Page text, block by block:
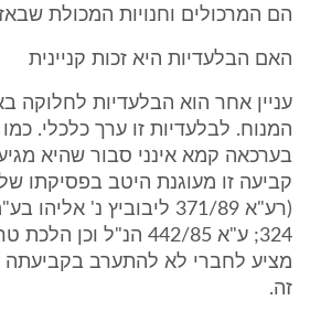
הם המרכולים וחנויות המכולת
האם הבלעדיות היא זכות קניינית
עניין אחר הוא הבלעדיות לחלוקה
המנוח. לבלעדיות זו ערך כלכלי.
בערכאה קמא אינני סבור שהיא
קביעה זו מעוגנת היטב בפסיקתו
324; ע"א 442/85 הנ"ל
מציע לחברי לא להתערב
זה.